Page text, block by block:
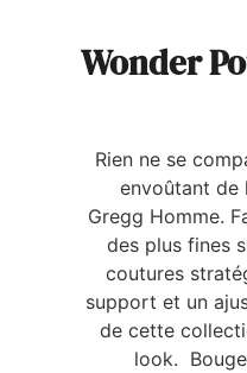
Wonder
Rien ne se
envoûtant de
Gregg Homme.
des plus fines
coutures
support et un
de cette
look.